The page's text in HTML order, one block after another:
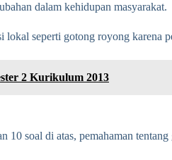
dalam kehidupan masyarakat.
seperti gotong royong karena
2 Kurikulum 2013
soal di atas, pemahaman